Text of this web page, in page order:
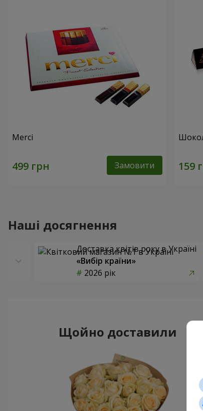
Merci
Замовити
Наші досягнення
Доставка квітів року в Україні
«Вибір країни»
2026 рік
Щойно доставили